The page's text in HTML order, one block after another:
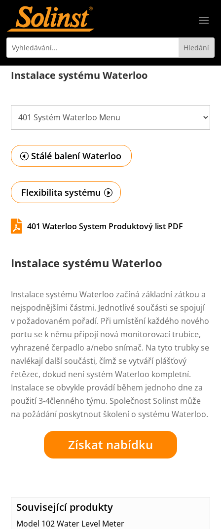
Instalace systému Waterloo
Stálé balení Waterloo
Flexibilita systému
 401 Waterloo System Produktový list PDF
Instalace systému Waterloo
Instalace systému Waterloo začíná základní zátkou a
nejspodnějšími částmi. Jednotlivé součásti se spojují
v požadovaném pořadí. Při umístění každého nového
portu se k němu připojí nová monitorovací trubice,
vyhrazené čerpadlo a/nebo snímač. Na tyto trubky se
navlékají další součásti, čímž se vytváří plášťový
řetězec, dokud není systém Waterloo kompletní.
Instalace se obvykle provádí během jednoho dne za
použití 3-4členného týmu. Společnost Solinst může
na požádání poskytnout školení o systému Waterloo.
Získat nabídku
Související produkty
Model 102 Water Level Meter